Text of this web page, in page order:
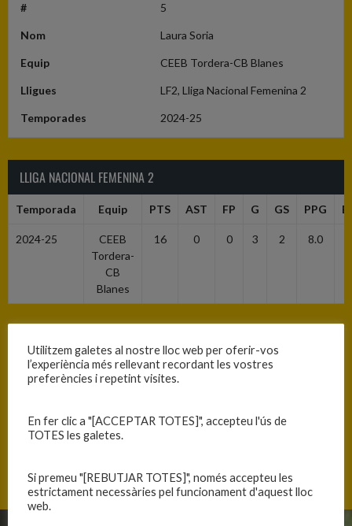
# 5
Nom Laura Soria
Equip CEEB Tordera-CB Blanes
Lligues LF2, Lliga Nacional Femenina 2
Temporades 2024-25
LLIGA NACIONAL FEMENINA 2
Temporada Equip PTS AST FP G GS PPG
2024-25
CEEB
Tordera-
CB
Blanes
16 0 0 3 2 8.0
LF2
Temporada Equip PTS
Tordera-
CB
Utilitzem galetes al nostre lloc web per oferir-vos
l’experiència més rellevant recordant les vostres
preferències i repetint visites.
En fer clic a "[ACCEPTAR TOTES]", accepteu l'ús de
TOTES les galetes.
Si premeu "[REBUTJAR TOTES]", només accepteu les
estrictament necessàries pel funcionament d'aquest lloc
web.